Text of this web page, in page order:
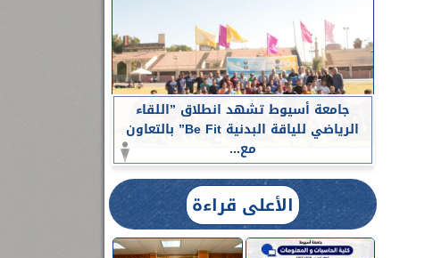
جامعة أسيوط تشهد انطلاق ”اللقاء
الرياضي للياقة البدنية Be Fit” بالتعاون
مع...
الأعلى قراءة